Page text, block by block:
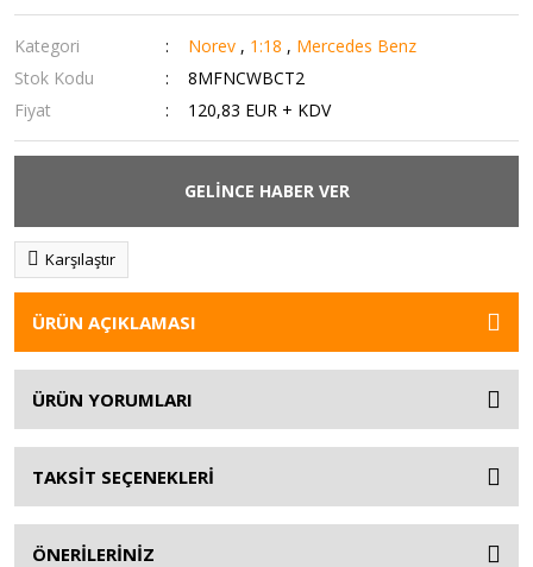
Kategori Norev , 1:18 , Mercedes Benz
Stok Kodu
8MFNCWBCT2
Fiyat
120,83 EUR + KDV
GELİNCE HABER VER
Karşılaştır
ÜRÜN AÇIKLAMASI
ÜRÜN YORUMLARI
TAKSİT SEÇENEKLERİ
ÖNERİLERİNİZ